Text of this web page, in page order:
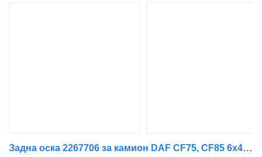
Задна оска 2267706 за камион DAF CF75, CF85 6x4, 8x4